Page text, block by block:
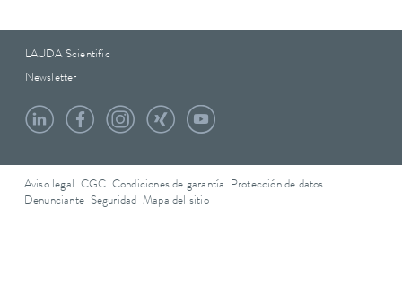
LAUDA Scientific
Newsletter
Aviso legal CGC Condiciones de garantía
Protección de datos
Denunciante Seguridad Mapa del sitio